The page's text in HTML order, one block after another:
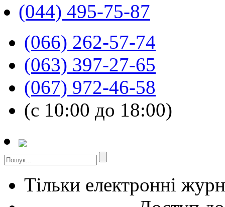
(044) 495-75-87
(066) 262-57-74
(063) 397-27-65
(067) 972-46-58
(с 10:00 до 18:00)
Тільки електронні